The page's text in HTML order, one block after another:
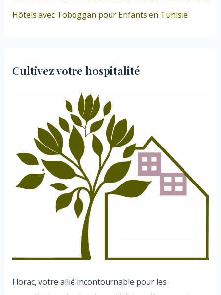
Hôtels avec Toboggan pour Enfants en Tunisie
Cultivez votre hospitalité
Florac, votre allié incontournable pour les